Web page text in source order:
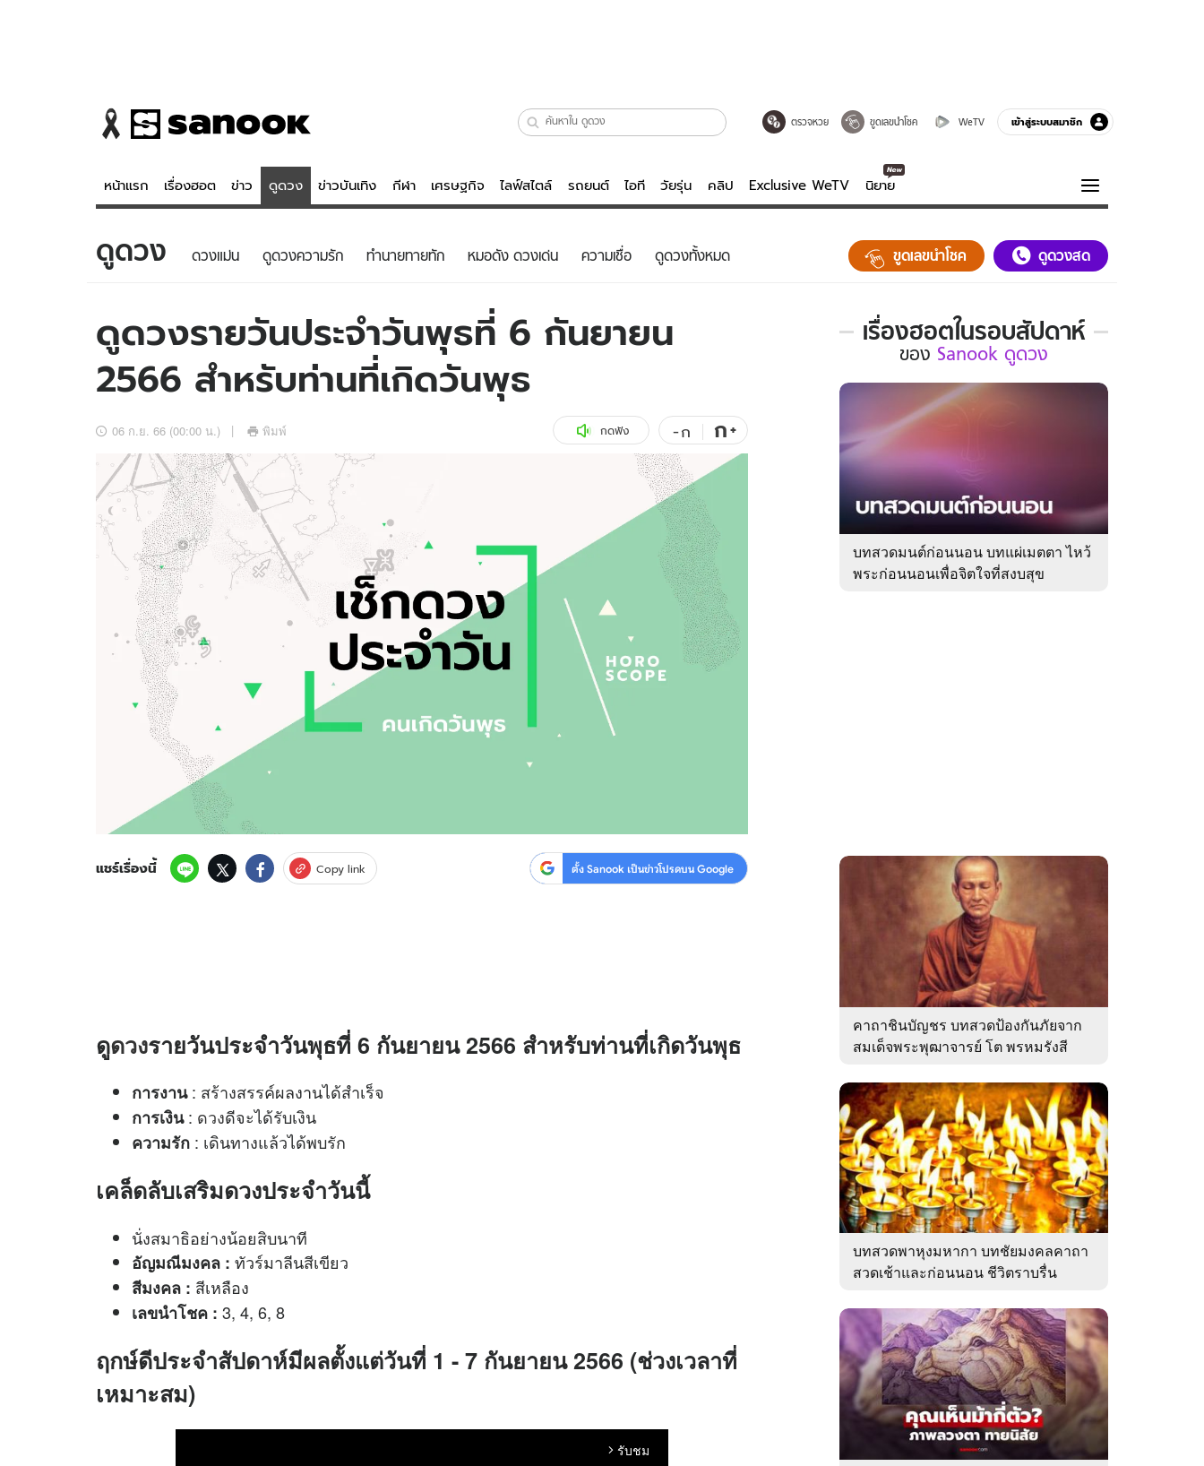
ตรวจหวย ขูดเลขนำโชค WeTV เข้าสู่ระบบสมาชิก
หน้าแรก เรื่องฮอต ข่าว ดูดวง ข่าวบันเทิง กีฬา เศรษฐกิจ ไลฟ์สไตล์ รถยนต์ ไอที วัยรุ่น คลิป Exclusive WeTV นิยาย
ข่าว
ข่าวบันเทิง
ข่าวกีฬา
ข่าวเศรษฐกิจ
อัปเดตจีน
เช็กข่าวชัวร์
ดูดวง - ตรวจหวย
สถิติหวยไทย
หวยลาว
ไลฟ์สไตล์
วัยรุ่น
ไอที
สุขภาพ
Sanook Choice
ดูทีวี
WeTV
ความรู้รอบตัว
ฮาวทู
ดาวน์โหลดสนุกแอปฟรี ติดตามสนุกโซเชียลได้ที่
สงวนลิขสิทธิ์ ©2569 บริษัท อิมเมจ ฟิวเจอร์ (ประเทศไทย) จำกัด
ดูดวง ดวงแม่น ดูดวงความรัก ทํานายทายทัก หมอดัง ดวงเด่น ความเชื่อ ดูดวงทั้งหมด ขูดเลขนำโชค ดูดวงสด
ดูดวงรายวันประจำวันพุธที่ 6 กันยายน
2566 สำหรับท่านที่เกิดวันพุธ
06 ก.ย. 66 (00:00 น.) พิมพ์ กดฟัง -ก ก+
แชร์เรื่องนี้ Copy link ตั้ง Sanook เป็นข่าวโปรดบน Google
ดูดวงรายวันประจำวันพุธที่ 6 กันยายน 2566 สำหรับท่านที่เกิดวันพุธ
การงาน : สร้างสรรค์ผลงานได้สำเร็จ
การเงิน : ดวงดีจะได้รับเงิน
ความรัก : เดินทางแล้วได้พบรัก
เคล็ดลับเสริมดวงประจำวันนี้
นั่งสมาธิอย่างน้อยสิบนาที
อัญมณีมงคล : ทัวร์มาลีนสีเขียว
สีมงคล : สีเหลือง
เลขนำโชค : 3, 4, 6, 8
ฤกษ์ดีประจำสัปดาห์มีผลตั้งแต่วันที่ 1 - 7 กันยายน 2566 (ช่วงเวลาที่
เหมาะสม)
arrow_forward_ios รับชม
เรื่องฮอตในรอบสัปดาห์
เรื่อง
ใน
รอบ
ของ
Sanook
ดูด
ของ Sanook ดูดวง
บทสวดมนต์ก่อนนอน บทแผ่เมตตา ไหว้
พระก่อนนอนเพื่อจิตใจที่สงบสุข
คาถาชินบัญชร บทสวดป้องกันภัยจาก
สมเด็จพระพุฒาจารย์ โต พรหมรังสี
บทสวดพาหุงมหากา บทชัยมงคลคาถา
สวดเช้าและก่อนนอน ชีวิตราบรื่น